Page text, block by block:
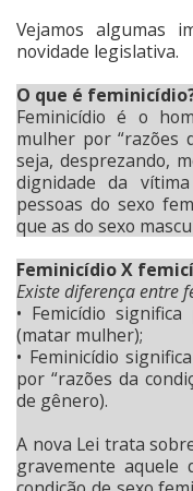
Vejamos algumas
novidade legislativa.
O que é
Feminicídio é o
mulher por “razões
seja, desprezando,
dignidade da
pessoas do sexo
que as do sexo
Feminicídio X
Existe diferença entre
• Femicídio
(matar mulher);
• Feminicídio
por “razões da
de gênero).
A nova Lei trata
gravemente aquele